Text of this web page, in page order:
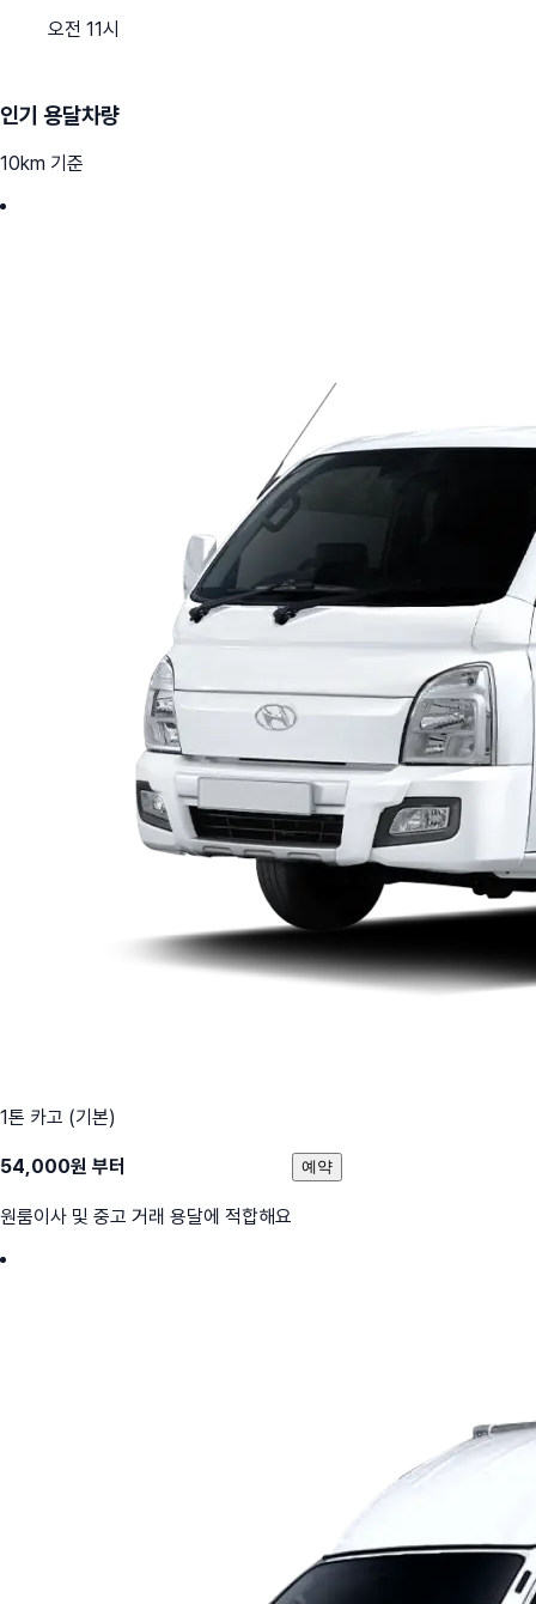
오전 11시
인기 용달차량
10km 기준
1톤 카고 (기본)
54,000원 부터
원룸이사 및 중고 거래 용달에 적합해요
예약